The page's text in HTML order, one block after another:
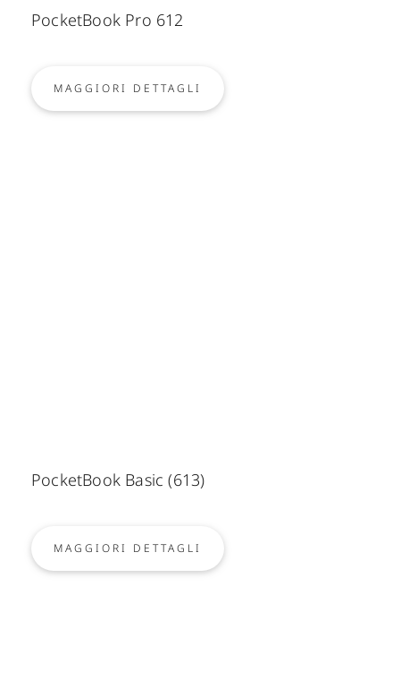
PocketBook Pro 612
MAGGIORI DETTAGLI
PocketBook Basic (613)
MAGGIORI DETTAGLI